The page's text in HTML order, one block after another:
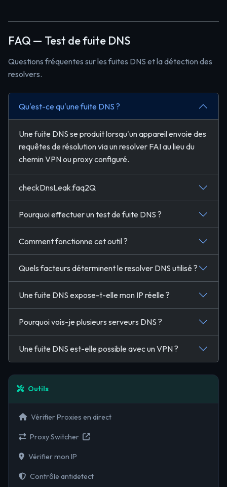
FAQ — Test de fuite DNS
Questions fréquentes sur les fuites DNS et la détection des
resolvers.
Qu'est-ce qu'une fuite DNS ?
Une fuite DNS se produit lorsqu'un appareil envoie des
requêtes de résolution via un resolver FAI au lieu du
chemin VPN ou proxy configuré.
checkDnsLeak.faq2Q
Pourquoi effectuer un test de fuite DNS ?
Comment fonctionne cet outil ?
Quels facteurs déterminent le resolver DNS utilisé ?
Une fuite DNS expose-t-elle mon IP réelle ?
Pourquoi vois-je plusieurs serveurs DNS ?
Une fuite DNS est-elle possible avec un VPN ?
Outils
Vérifier Proxies en direct
Proxy Switcher
Vérifier mon IP
Contrôle antidetect